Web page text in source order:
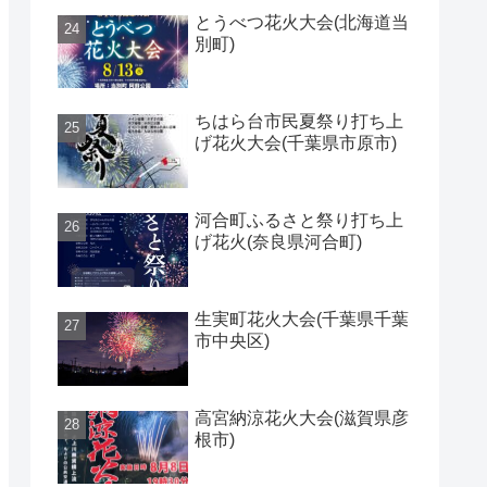
とうべつ花火大会(北海道当
別町)
ちはら台市民夏祭り打ち上
げ花火大会(千葉県市原市)
河合町ふるさと祭り打ち上
げ花火(奈良県河合町)
生実町花火大会(千葉県千葉
市中央区)
高宮納涼花火大会(滋賀県彦
根市)